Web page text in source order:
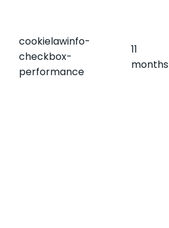
cookielawinfo-
checkbox-
performance
11
months